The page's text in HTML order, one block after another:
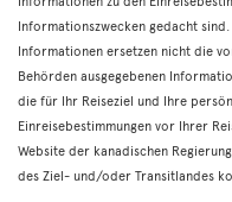
Informationszwecken gedacht
Informationen ersetzen nicht die
Behörden ausgegebenen
die für Ihr Reiseziel und Ihre
Einreisebestimmungen vor Ihrer
Website der kanadischen Regierung
des Ziel- und/oder Transitlandes